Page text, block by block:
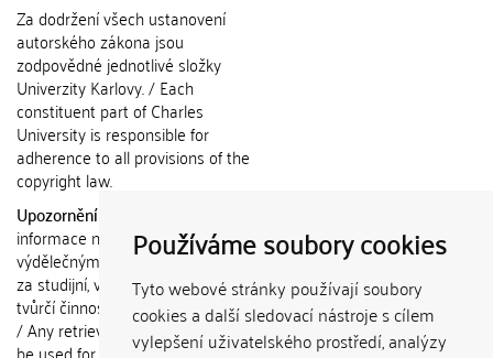
Používáme soubory cookies
Tyto webové stránky používají soubory
cookies a další sledovací nástroje s cílem
vylepšení uživatelského prostředí, analýzy
Za dodržení všech ustanovení
autorského zákona jsou
zodpovědné jednotlivé složky
Univerzity Karlovy. / Each
constituent part of Charles
University is responsible for
adherence to all provisions of the
copyright law.
Upozornění / Notice:
informace nemohou být použity k
výdělečným účelům nebo vydávány
za studijní, vědeckou nebo jinou
tvůrčí činnost jiné osoby než autora.
/ Any retrieved information shall not